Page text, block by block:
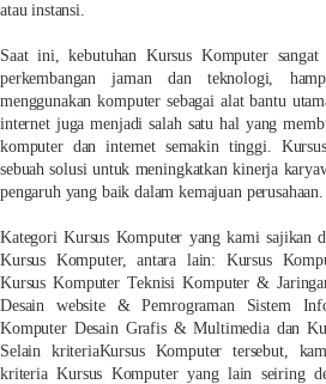
atau instansi.
Saat ini, kebutuhan Kursus Komputer
perkembangan jaman dan teknologi,
menggunakan komputer sebagai alat bantu
internet juga menjadi salah satu hal yang
komputer dan internet semakin tinggi.
sebuah solusi untuk meningkatkan kinerja
pengaruh yang baik dalam kemajuan perusahaan.
Kategori Kursus Komputer yang kami sajikan
Kursus Komputer, antara lain: Kursus
Kursus Komputer Teknisi Komputer &
Desain website & Pemrograman Sistem
Komputer Desain Grafis & Multimedia dan
Selain kriteriaKursus Komputer tersebut,
kriteria Kursus Komputer yang lain seiring